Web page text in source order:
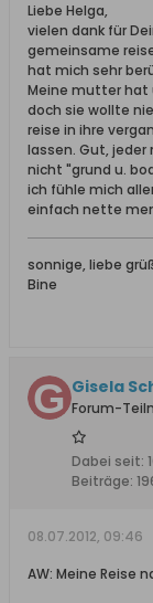
Liebe Helga,
vielen dank für
gemeinsame
hat mich sehr
Meine mutter hat
doch sie wollte
reise in ihre
lassen. Gut,
nicht "grund u.
ich fühle mich
einfach nette
sonnige, liebe
Bine
Gisela
Forum-
Dabei seit:
Beiträge:
08.07.2012, 09:46
AW: Meine Reise